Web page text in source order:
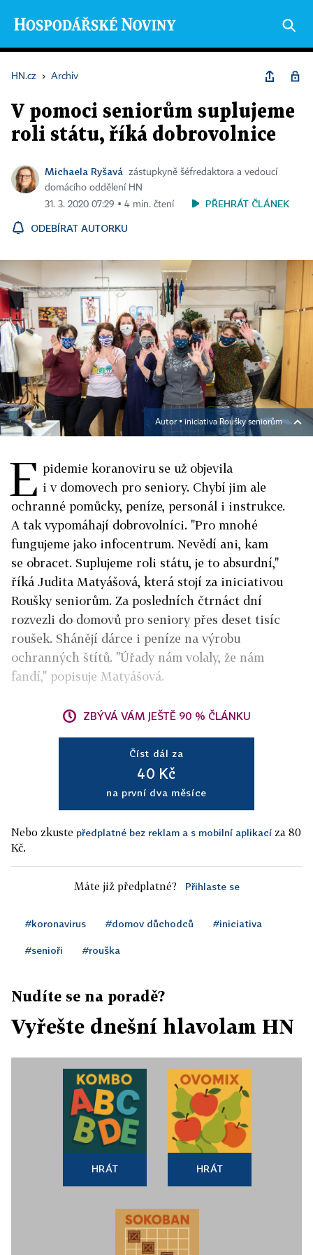
HN.cz › Archiv
V pomoci seniorům suplujeme
roli státu, říká dobrovolnice
Michaela Ryšavá
zástupkyně šéfredaktora a vedoucí
domácího oddělení HN
31. 3. 2020 07:29 ▪ 4 min. čtení
PŘEHRÁT ČLÁNEK
ODEBÍRAT AUTORKU
Autor ▪iniciativa Roušky seniorům
E pidemie koranoviru se už objevila
i v domovech pro seniory. Chybí jim ale
ochranné pomůcky, peníze, personál i instrukce.
A tak vypomáhají dobrovolníci. "Pro mnohé
fungujeme jako infocentrum. Nevědí ani, kam
se obracet. Suplujeme roli státu, je to absurdní,"
říká Judita Matyášová, která stojí za iniciativou
Roušky seniorům. Za posledních čtrnáct dní
rozvezli do domovů pro seniory přes deset tisíc
roušek. Shánějí dárce i peníze na výrobu
ochranných štítů. "Úřady nám volaly, že nám
fandí," popisuje Matyášová.
ZBÝVÁ VÁM JEŠTĚ 90 % ČLÁNKU
Číst dál za
40 Kč
na první dva měsíce
Nebo zkuste předplatné bez reklam a s mobilní aplikací za 80
Kč.
Máte již předplatné? Přihlaste se
#koronavirus #domov důchodců #iniciativa
#senioři #rouška
Nudíte se na poradě?
Vyřešte dnešní hlavolam HN
HRÁT HRÁT